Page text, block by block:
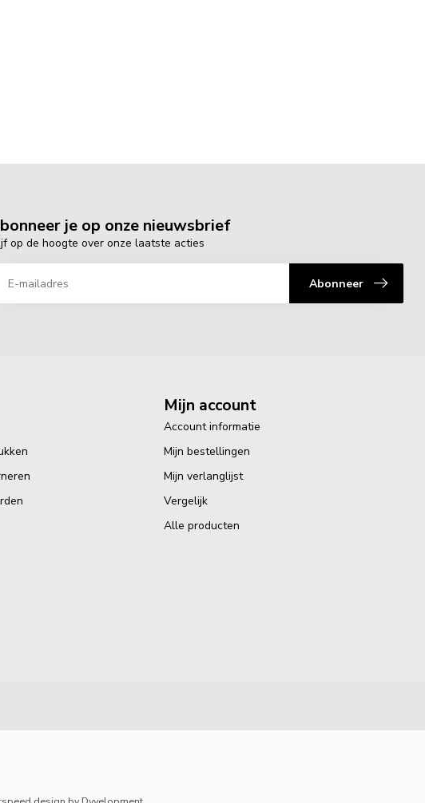
je op onze nieuwsbrief
op de hoogte over onze laatste acties
Abonneer
Mijn account
Account informatie
Mijn bestellingen
Mijn verlanglijst
Vergelijk
Alle producten